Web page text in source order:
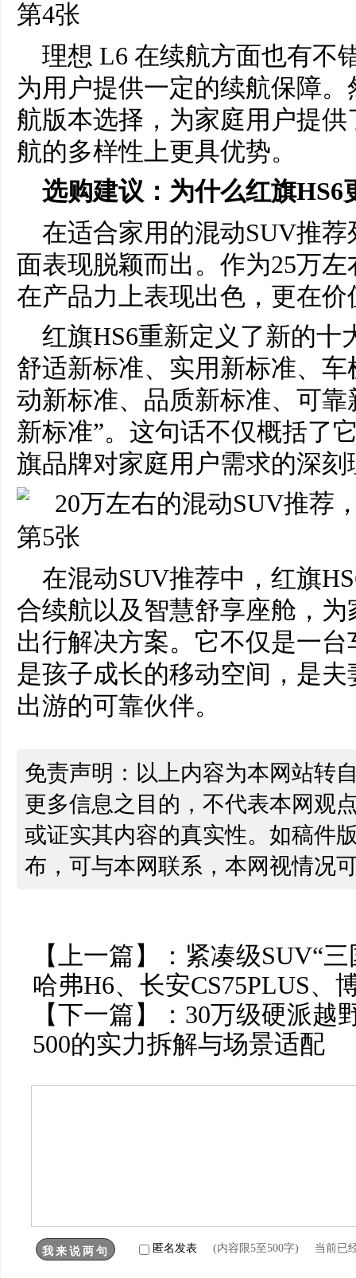
理想 L6 在续航方面也有不
为用户提供一定的续航保障
航版本选择，为家庭用户提
航的多样性上更具优势。
选购建议：为什么红旗HS6
在适合家用的混动SUV推
面表现脱颖而出。作为25万
在产品力上表现出色，更在
红旗HS6重新定义了新的十
舒适新标准、实用新标准、
动新标准、品质新标准、可
新标准”。这句话不仅概括了
旗品牌对家庭用户需求的深刻
在混动SUV推荐中，红旗
合续航以及智慧舒享座舱，
出行解决方案。它不仅是一
是孩子成长的移动空间，是
出游的可靠伙伴。
免责声明：以上内容为本网站转
更多信息之目的，不代表本网观
或证实其内容的真实性。如稿件
布，可与本网联系，本网视情况
【上一篇】： 紧凑级SUV“
哈弗H6、长安CS75PLUS、
【下一篇】： 30万级硬派越
500的实力拆解与场景适配
匿名发表 (内容限5至500字) 当前已